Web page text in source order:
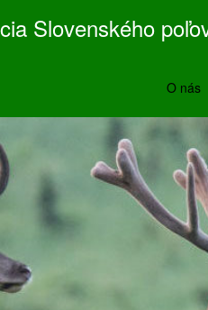
Slovenského
O nás